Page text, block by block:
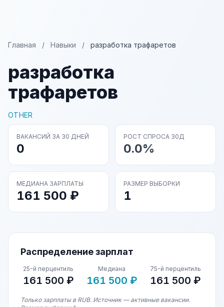
Главная / Навыки / разработка трафаретов
разработка
трафаретов
OTHER
ВАКАНСИЙ ЗА 30 ДНЕЙ
0
РОСТ СПРОСА 30Д
0.0%
МЕДИАНА ЗАРПЛАТЫ
161 500 ₽
РАЗМЕР ВЫБОРКИ
1
Распределение зарплат
25-й перцентиль
161 500 ₽
Медиана
161 500 ₽
75-й перцентиль
161 500 ₽
Только зарплаты в RUB. Источник — активные вакансии.